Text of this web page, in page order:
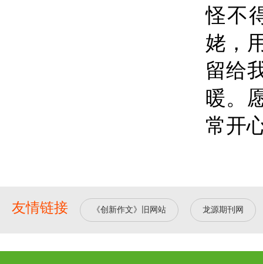
怪不
姥，
留给
暖。
常开
友情链接 《创新作文》旧网站 龙源期刊网